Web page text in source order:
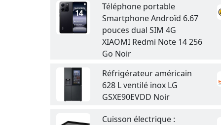
Téléphone portable
Smartphone Androïd 6.67
pouces dual SIM 4G
XIAOMI Redmi Note 14 256
Go Noir
Réfrigérateur américain
628 L ventilé inox LG
GSXE90EVDD Noir
Cuisson électrique :